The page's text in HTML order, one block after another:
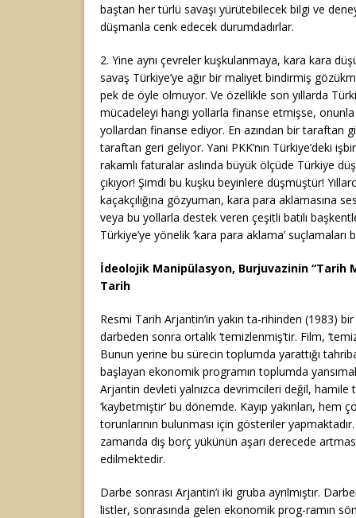
baştan her türlü savaşı yürütebilecek bilgi ve
düşmanla cenk edecek durumdadırlar.
2. Yine aynı çevreler kuşkulanmaya, kara kara
savaş Türkiye’ye ağır bir maliyet bindirmiş
pek de öyle olmuyor. Ve özellikle son yıllarda
mücadeleyi hangi yollarla finanse etmişse,
yollardan finanse ediyor. En azından bir taraftan
taraftan geri geliyor. Yani PKK’nın Türkiye’deki
rakamlı faturalar aslında büyük ölçüde Türkiye
çıkıyor! Şimdi bu kuşku beyinlere düşmüştür!
kaçakçılığına gözyuman, kara para aklamasına
veya bu yollarla destek veren çeşitli batılı
Türkiye’ye yönelik ‘kara para aklama’ suçlamaları
İdeolojik Manipülasyon, Burjuvazinin “Tarih
Tarih
Resmi Tarih Arjantin’in yakın ta-rihinden (1983)
darbeden sonra ortalık ‘temizlenmiş’tir. Film,
Bunun yerine bu sürecin toplumda yarattığı
başlayan ekonomik programın toplumda
Arjantin devleti yalnızca devrimcileri değil, hamile
‘kaybetmiştir’ bu dönemde. Kayıp yakınları, hem
torunlarının bulunması için gösteriler
zamanda dış borç yükünün aşarı derecede
edilmektedir.
Darbe sonrası Arjantin’i iki gruba ayrılmıştır.
listler, sonrasında gelen ekonomik prog-ramın